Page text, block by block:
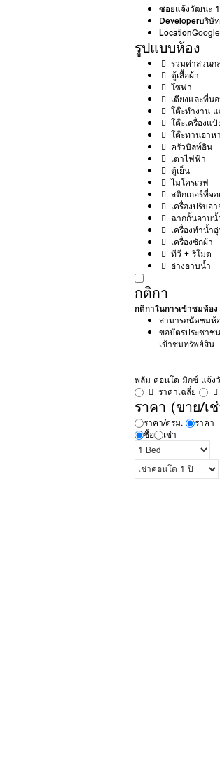
ซอยแจ้งวัฒนะ 1
Developerบริษั
Location
รูปแบบห้อง
รวมค่าส่วนก
ตู้เสื้อผ้า
โซฟา
เตียงและที่น
โต๊ะทำงาน แ
โต๊ะเครื่องแป้
โต๊ะทานอาห
ครัวบิลท์อิน
เตาไฟฟ้า
ตู้เย็น
ไมโครเวฟ
สติกเกอร์ที่จ
เครื่องปรับอ
ฉากกั้นอาบน้
เครื่องทำน้ำ
เครื่องซักผ้า
ทีวี + รีโมต
อ่างอาบน้ำ
กติกา
กติกาในการเข้าชมห้อง
สามารถนัดชมห้
ขอบัตรประชาช
เข้าชมทรัพย์สิน
พลัม คอนโด มิกซ์ แจ้ง
ราคาเฉลี่ย
ราคา (ขาย/เ
ราคา/ตรม.
ราคา
ซื้อ
เช่า